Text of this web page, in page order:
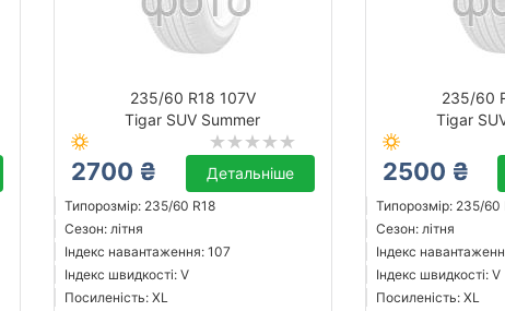
235/60 R18 107V
Tigar SUV Summer
2700 ₴ Детальніше
Типорозмір: 235/60 R18
Сезон: літня
Індекс навантаження: 107
Індекс швидкості: V
Посиленість: XL
235/60
Tigar
2500 ₴
Типорозмір: 235/60
Сезон: літня
Індекс
Індекс швидкості: V
Посиленість: XL